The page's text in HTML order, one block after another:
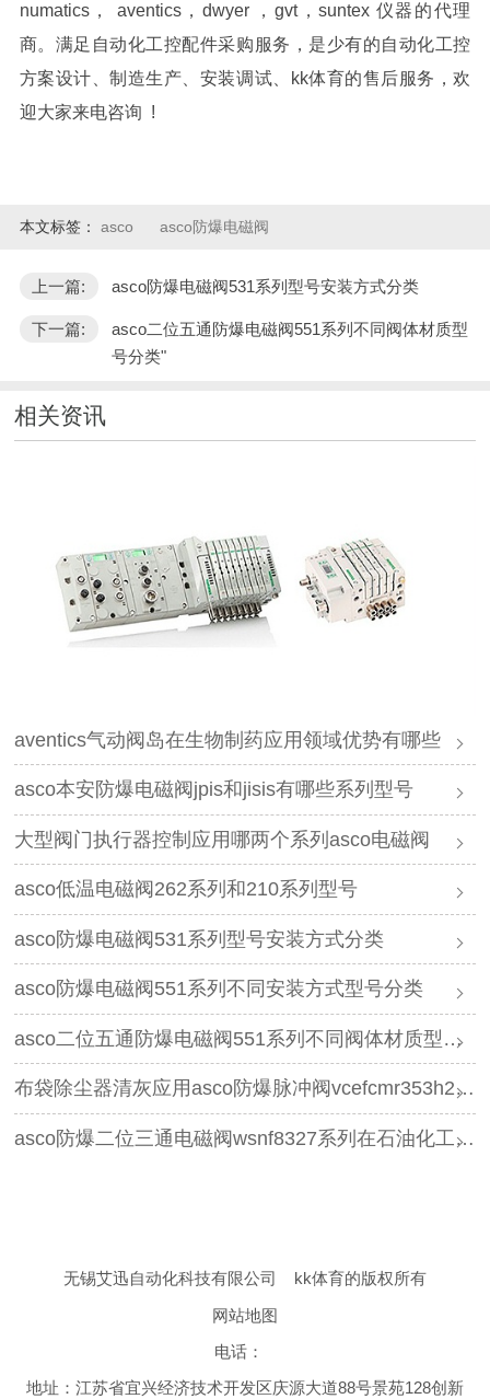
numatics， aventics，dwyer ，gvt，suntex 仪器的代理
商。满足自动化工控配件采购服务，是少有的自动化工控
方案设计、制造生产、安装调试、kk体育的售后服务，欢
迎大家来电咨询 !
本文标签： asco asco防爆电磁阀
上一篇: asco防爆电磁阀531系列型号安装方式分类
下一篇:
asco二位五通防爆电磁阀551系列不同阀体材质型
号分类"
相关资讯
aventics气动阀岛在生物制药应用领域优势有哪些
asco本安防爆电磁阀jpis和jisis有哪些系列型号
大型阀门执行器控制应用哪两个系列asco电磁阀
asco低温电磁阀262系列和210系列型号
asco防爆电磁阀531系列型号安装方式分类
asco防爆电磁阀551系列不同安装方式型号分类
asco二位五通防爆电磁阀551系列不同阀体材质型号分类
布袋除尘器清灰应用asco防爆脉冲阀vcefcmr353h230的优势有哪些
asco防爆二位三通电磁阀wsnf8327系列在石油化工领域的应用优势有哪些
无锡艾迅自动化科技有限公司
kk体育的版权所有
网站地图
电话：
地址：江苏省宜兴经济技术开发区庆源大道88号景苑128创新